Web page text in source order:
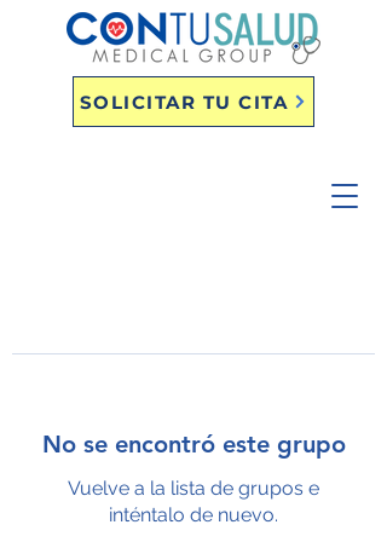
SOLICITAR TU CITA
No se encontró este grupo
Vuelve a la lista de grupos e
inténtalo de nuevo.